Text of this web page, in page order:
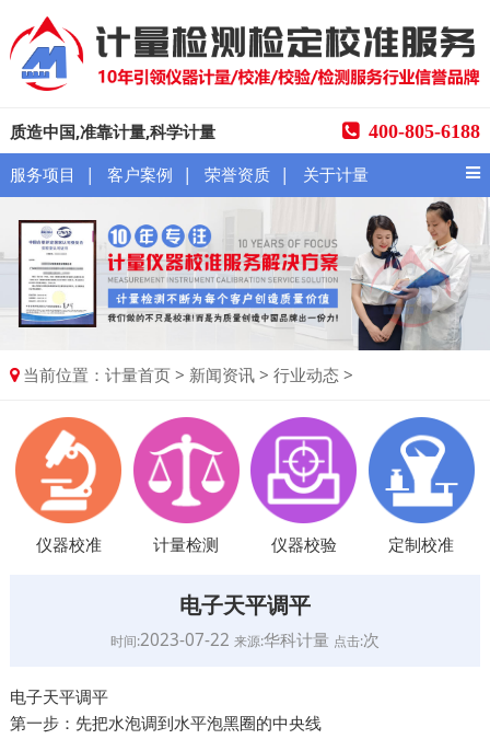
质造中国,准靠计量,科学计量 400-805-6188
服务项目 | 客户案例 | 荣誉资质 | 关于计量
当前位置：计量首页 > 新闻资讯 >行业动态 >
仪器校准 计量检测 仪器校验 定制校准
电子天平调平
时间:2023-07-22 来源:华科计量 点击:次
电子天平调平
第一步：先把水泡调到水平泡黑圈的中央线